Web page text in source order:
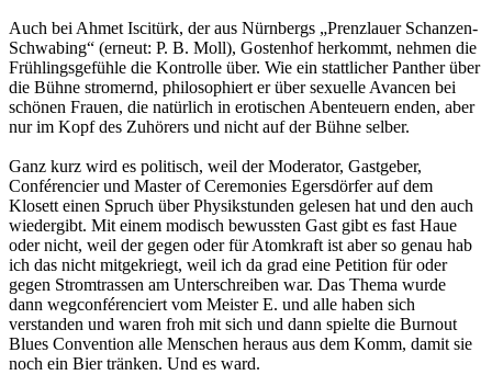
Auch bei Ahmet Iscitürk, der aus Nürnbergs „Prenzlauer Schanzen-
Schwabing“ (erneut: P. B. Moll), Gostenhof herkommt, nehmen die
Frühlingsgefühle die Kontrolle über. Wie ein stattlicher Panther über
die Bühne stromernd, philosophiert er über sexuelle Avancen bei
schönen Frauen, die natürlich in erotischen Abenteuern enden, aber
nur im Kopf des Zuhörers und nicht auf der Bühne selber.
Ganz kurz wird es politisch, weil der Moderator, Gastgeber,
Conférencier und Master of Ceremonies Egersdörfer auf dem
Klosett einen Spruch über Physikstunden gelesen hat und den auch
wiedergibt. Mit einem modisch bewussten Gast gibt es fast Haue
oder nicht, weil der gegen oder für Atomkraft ist aber so genau hab
ich das nicht mitgekriegt, weil ich da grad eine Petition für oder
gegen Stromtrassen am Unterschreiben war. Das Thema wurde
dann wegconférenciert vom Meister E. und alle haben sich
verstanden und waren froh mit sich und dann spielte die Burnout
Blues Convention alle Menschen heraus aus dem Komm, damit sie
noch ein Bier tränken. Und es ward.